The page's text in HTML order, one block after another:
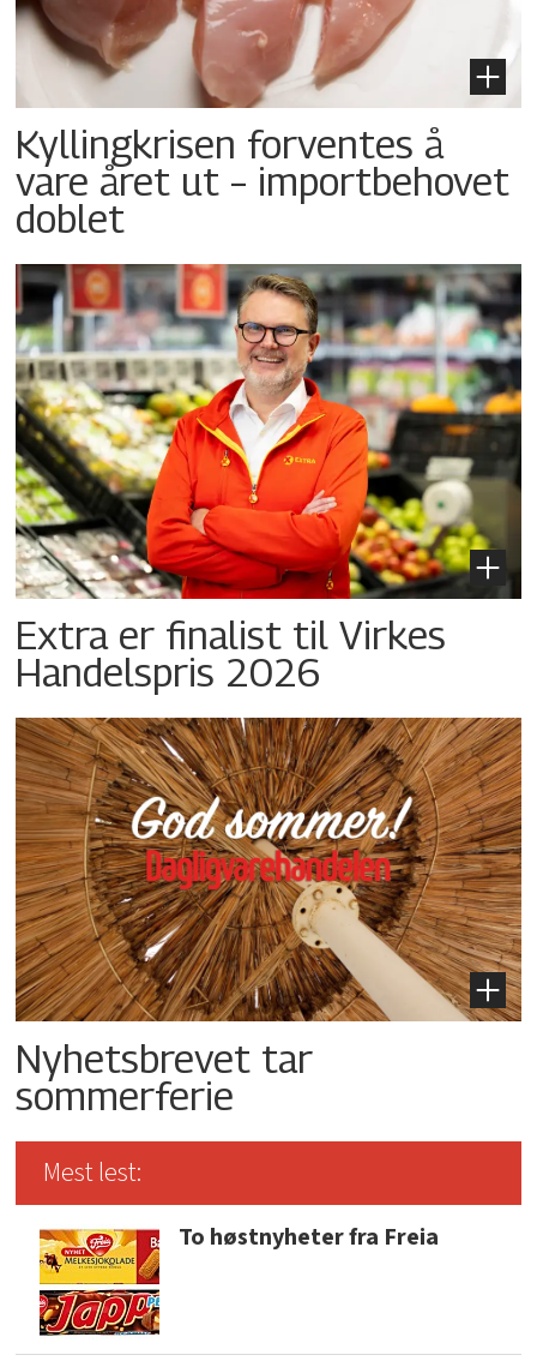
Kyllingkrisen forventes å
vare året ut – importbehovet
doblet
Extra er finalist til Virkes
Handelspris 2026
Nyhetsbrevet tar
sommerferie
Mest lest:
To høstnyheter fra Freia